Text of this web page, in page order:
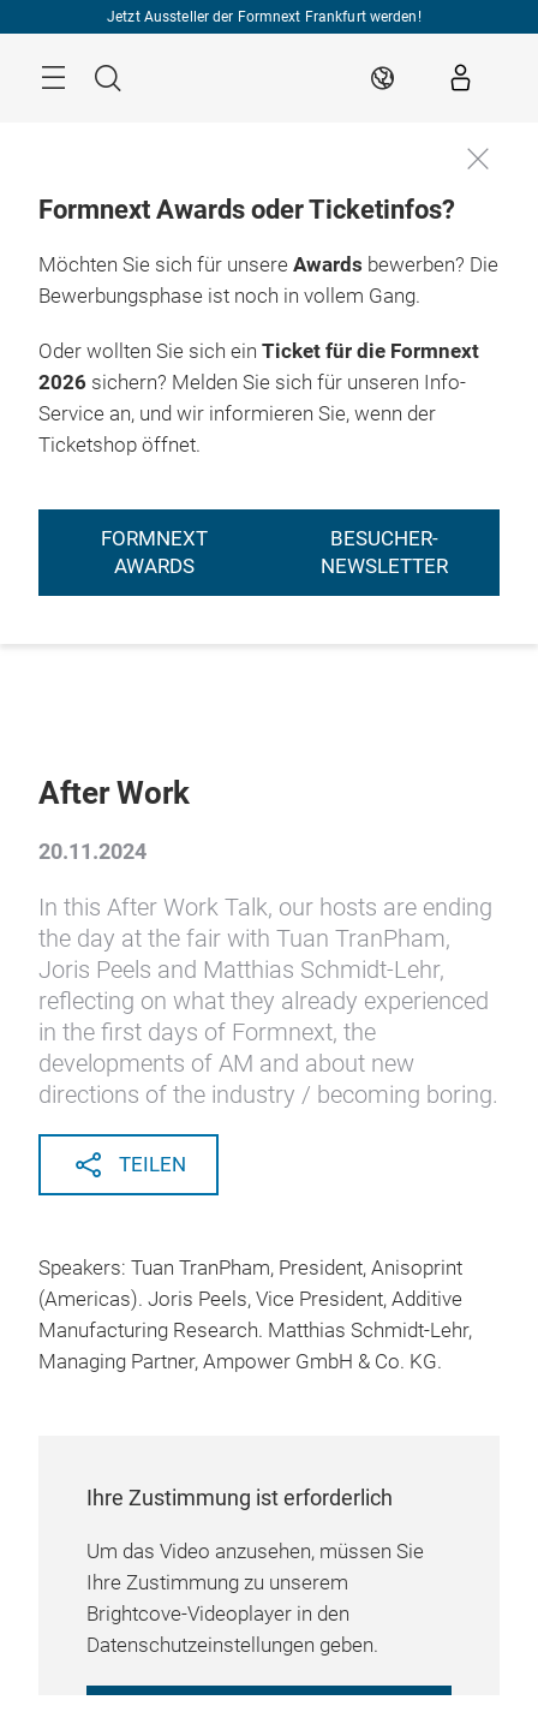
Jetzt Aussteller der Formnext Frankfurt werden!
Suche DE
Formnext Awards oder Ticketinfos?
Möchten Sie sich für unsere Awards bewerben? Die
Bewerbungsphase ist noch in vollem Gang.
Oder wollten Sie sich ein Ticket für die Formnext
2026 sichern? Melden Sie sich für unseren Info-
Service an, und wir informieren Sie, wenn der
Ticketshop öffnet.
FORMNEXT
AWARDS
BESUCHER-
NEWSLETTER
After Work
20.11.2024
In this After Work Talk, our hosts are ending
the day at the fair with Tuan TranPham,
Joris Peels and Matthias Schmidt-Lehr,
reflecting on what they already experienced
in the first days of Formnext, the
developments of AM and about new
directions of the industry / becoming boring.
TEILEN
Speakers: Tuan TranPham, President, Anisoprint
(Americas). Joris Peels, Vice President, Additive
Manufacturing Research. Matthias Schmidt-Lehr,
Managing Partner, Ampower GmbH & Co. KG.
Ihre Zustimmung ist erforderlich
Um das Video anzusehen, müssen Sie
Ihre Zustimmung zu unserem
Brightcove-Videoplayer in den
Datenschutzeinstellungen geben.